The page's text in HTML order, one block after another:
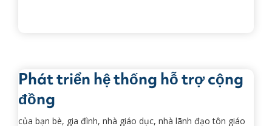
Phát triển hệ thống hỗ trợ cộng
đồng
của bạn bè, gia đình, nhà giáo dục, nhà lãnh đạo tôn giáo